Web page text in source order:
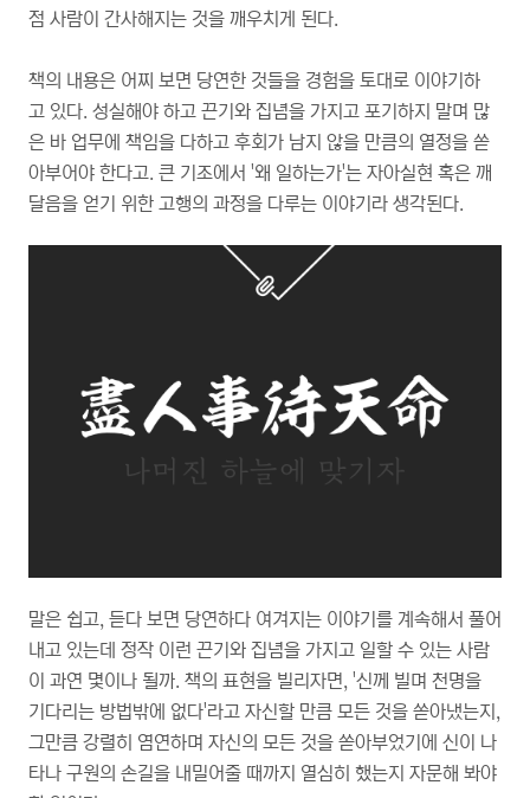
점 사람이 간사해지는 것을 깨우치게 된다.
책의 내용은 어찌 보면 당연한 것들을 경험을 토대로 이야기하
고 있다. 성실해야 하고 끈기와 집념을 가지고 포기하지 말며 많
은 바 업무에 책임을 다하고 후회가 남지 않을 만큼의 열정을 쏟
아부어야 한다고. 큰 기조에서 '왜 일하는가'는 자아실현 혹은 깨
달음을 얻기 위한 고행의 과정을 다루는 이야기라 생각된다.
말은 쉽고, 듣다 보면 당연하다 여겨지는 이야기를 계속해서 풀어
내고 있는데 정작 이런 끈기와 집념을 가지고 일할 수 있는 사람
이 과연 몇이나 될까. 책의 표현을 빌리자면, '신께 빌며 천명을
기다리는 방법밖에 없다'라고 자신할 만큼 모든 것을 쏟아냈는지,
그만큼 강렬히 염연하며 자신의 모든 것을 쏟아부었기에 신이 나
타나 구원의 손길을 내밀어줄 때까지 열심히 했는지 자문해 봐야